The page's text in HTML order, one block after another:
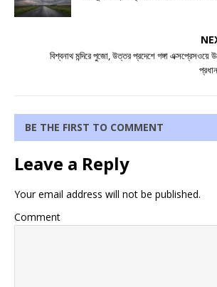
বিশ্বনাথ মন্দিরে পুজো, উত্তর প্রদেশে গঙ্গা এক্সপ্রেসওয়ে
BE THE FIRST TO COMMENT
Leave a Reply
Your email address will not be published.
Comment